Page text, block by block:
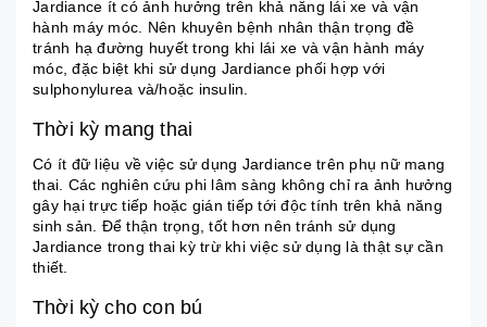
Jardiance ít có ảnh hưởng trên khả năng lái xe và vận
hành máy móc. Nên khuyên bệnh nhân thận trọng đề
tránh hạ đường huyết trong khi lái xe và vận hành máy
móc, đặc biệt khi sử dụng Jardiance phối hợp với
sulphonylurea và/hoặc insulin.
Thời kỳ mang thai
Có ít đữ liệu về việc sử dụng Jardiance trên phụ nữ mang
thai. Các nghiên cứu phi lâm sàng không chỉ ra ảnh hưởng
gây hại trực tiếp hoặc gián tiếp tới độc tính trên khả năng
sinh sản. Để thận trọng, tốt hơn nên tránh sử dụng
Jardiance trong thai kỳ trừ khi việc sử dụng là thật sự cần
thiết.
Thời kỳ cho con bú